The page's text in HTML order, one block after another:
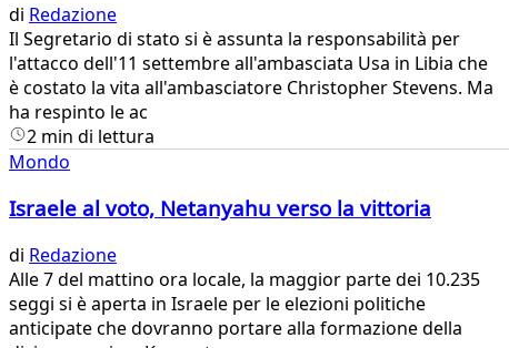
di Redazione
​Il Segretario di stato si è assunta la responsabilità per
l'attacco dell'11 settembre all'ambasciata Usa in Libia che
è costato la vita all'ambasciatore Christopher Stevens. Ma
ha respinto le ac
2 min di lettura
Mondo
Israele al voto, Netanyahu verso la vittoria
di Redazione
​Alle 7 del mattino ora locale, la maggior parte dei 10.235
seggi si è aperta in Israele per le elezioni politiche
anticipate che dovranno portare alla formazione della